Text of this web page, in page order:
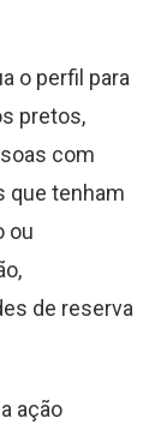
o perfil para
pretos,
com
que tenham
ou
de reserva
ação